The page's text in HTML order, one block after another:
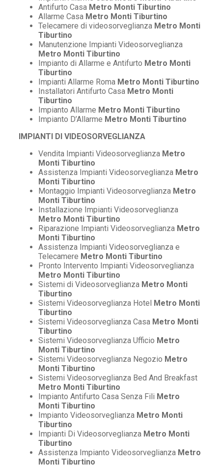
Antifurto Casa Metro Monti Tiburtino
Allarme Casa Metro Monti Tiburtino
Telecamere di videosorveglianza Metro Monti
Tiburtino
Manutenzione Impianti Videosorveglianza
Metro Monti Tiburtino
Impianto di Allarme e Antifurto Metro Monti
Tiburtino
Impianti Allarme Roma Metro Monti Tiburtino
Installatori Antifurto Casa Metro Monti
Tiburtino
Impianto Allarme Metro Monti Tiburtino
Impianto D’Allarme Metro Monti Tiburtino
IMPIANTI DI VIDEOSORVEGLIANZA
Vendita Impianti Videosorveglianza Metro
Monti Tiburtino
Assistenza Impianti Videosorveglianza Metro
Monti Tiburtino
Montaggio Impianti Videosorveglianza Metro
Monti Tiburtino
Installazione Impianti Videosorveglianza
Metro Monti Tiburtino
Riparazione Impianti Videosorveglianza Metro
Monti Tiburtino
Assistenza Impianti Videosorveglianza e
Telecamere Metro Monti Tiburtino
Pronto Intervento Impianti Videosorveglianza
Metro Monti Tiburtino
Sistemi di Videosorveglianza Metro Monti
Tiburtino
Sistemi Videosorveglianza Hotel Metro Monti
Tiburtino
Sistemi Videosorveglianza Casa Metro Monti
Tiburtino
Sistemi Videosorveglianza Ufficio Metro
Monti Tiburtino
Sistemi Videosorveglianza Negozio Metro
Monti Tiburtino
Sistemi Videosorveglianza Bed And Breakfast
Metro Monti Tiburtino
Impianto Antifurto Casa Senza Fili Metro
Monti Tiburtino
Impianto Videosorveglianza Metro Monti
Tiburtino
Impianti Di Videosorveglianza Metro Monti
Tiburtino
Assistenza Impianto Videosorveglianza Metro
Monti Tiburtino